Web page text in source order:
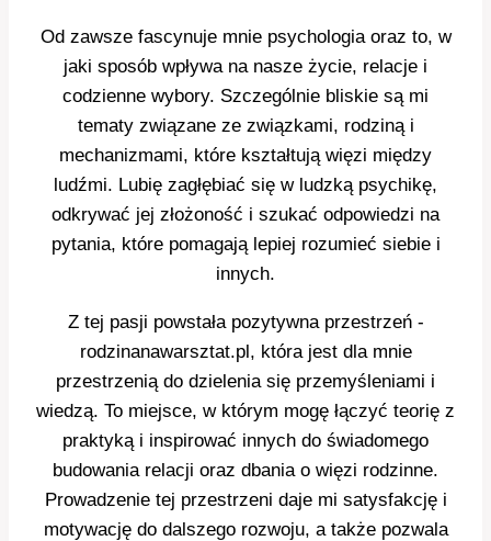
Od zawsze fascynuje mnie psychologia oraz to, w
jaki sposób wpływa na nasze życie, relacje i
codzienne wybory. Szczególnie bliskie są mi
tematy związane ze związkami, rodziną i
mechanizmami, które kształtują więzi między
ludźmi. Lubię zagłębiać się w ludzką psychikę,
odkrywać jej złożoność i szukać odpowiedzi na
pytania, które pomagają lepiej rozumieć siebie i
innych.
Z tej pasji powstała pozytywna przestrzeń -
rodzinanawarsztat.pl, która jest dla mnie
przestrzenią do dzielenia się przemyśleniami i
wiedzą. To miejsce, w którym mogę łączyć teorię z
praktyką i inspirować innych do świadomego
budowania relacji oraz dbania o więzi rodzinne.
Prowadzenie tej przestrzeni daje mi satysfakcję i
motywację do dalszego rozwoju, a także pozwala